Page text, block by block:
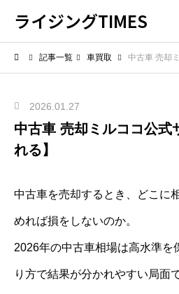
ライジングTIMES
記事一覧 車買取 中古車 売却ミル
2026.01.27
中古車 売却ミルココ公式
れる】
中古車を売却するとき、どこに
めれば損をしないのか。
2026年の中古車相場は高水準を
り方で結果が分かれやすい局面